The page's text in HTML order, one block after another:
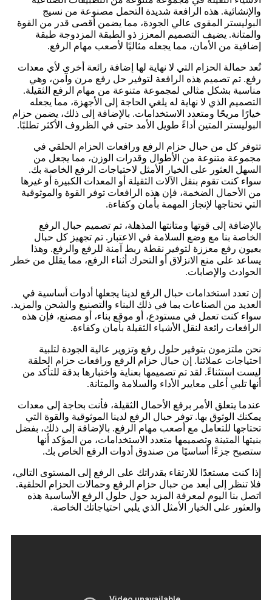
والإنشائية. هذه الرافعة شديدة التحمل مصنوعة من نسيج
البوليستر المقوى عالي الجودة، مما يضمن أقصى قدر من القوة
والمتانة. يضيف التصميم المعزز ذو الطبقة المزدوجة طبقة
إضافية من الأمان، مما يجعله مثاليًا لأصعب مهام الرفع.
تُعد حمالة الحزام التي لا نهاية لها إضافة رائعة أخرى لأي معدات
رفع. تم تصميم هذه الرافعة لتوفير حل رفع مرن وآمن، وهي
مناسبة بشكل مثالي لمجموعة متنوعة من مهام الرفع الثقيلة.
التصميم الذي لا نهاية له يلغي الحاجة إلى الأجهزة، مما يجعله
خيارًا مريحًا ومتعدد الاستخدامات. بالإضافة إلى ذلك، يضمن حزام
البوليستر المتين أداءً طويل الأمد حتى في الظروف الأكثر تطلبًا.
تتوفر كل من حبال حزام الرفع ورافعات الحزام الحلقي في
مجموعة متنوعة من الأطوال وقدرات الوزن، مما يجعل من
السهل العثور على الخيار الأمثل لاحتياجات الرفع الخاصة بك.
سواء كنت تقوم بنقل الآلات الثقيلة أو المعدات الكبيرة أو غيرها
من الأحمال الضخمة، فإن هذه الرافعات توفر القوة والموثوقية
التي تحتاجها لإنجاز المهمة بأمان وكفاءة.
بالإضافة إلى قوتها ومتانتها المذهلة، تم تصميم حبال الرفع
الخاصة بنا مع وضع السلامة في الاعتبار. تم تجهيز كل حبال
بعيون رفع معززة لتوفير نقطة ربط آمنة للرفع والرفع. وهذا
يساعد على منع الانزلاق أو التحرك أثناء الرفع، مما يقلل من خطر
الحوادث والإصابات.
إن تعدد استخدامات حبال الرفع لدينا يجعلها أدوات أساسية في
العديد من الصناعات بما في ذلك البناء والتصنيع والشحن والمزيد.
سواء كنت تعمل في مستودع، أو موقع بناء، أو مصنع، فإن هذه
الرافعات رائعة لنقل الأشياء الثقيلة بأمان وكفاءة.
نحن ملتزمون بتوفير حلول رفع وتزوير عالية الجودة لتلبية
احتياجات عملائنا. إن حبال حزام الرفع ورافعات حزام الحلقة
ليست استثناءً. لقد تم تصميمها بعناية واختبارها بدقة للتأكد من
أنها تلبي أعلى معايير الأداء والسلامة والمتانة.
عندما يتعلق الأمر برفع الأحمال الثقيلة، فأنت بحاجة إلى معدات
يمكنك الوثوق بها. توفر حبال الرفع لدينا الموثوقية والقوة التي
تحتاجها للتعامل مع أصعب مهام الرفع. بالإضافة إلى ذلك، بفضل
بنيتها المتينة وتصميمها متعدد الاستخدامات، من المؤكد أنها
ستصبح جزءًا أساسيًا من صندوق أدوات الرفع الخاص بك.
إذا كنت مستعدًا للارتقاء بقدراتك على الرفع إلى المستوى التالي،
فلا تنظر إلى أبعد من حبال حزام الرفع وحمالات الحزام الحلقية.
اتصل بنا اليوم لمعرفة المزيد حول حلول الرفع الأساسية هذه
والعثور على الخيار الأمثل الذي يلبي احتياجاتك الخاصة.